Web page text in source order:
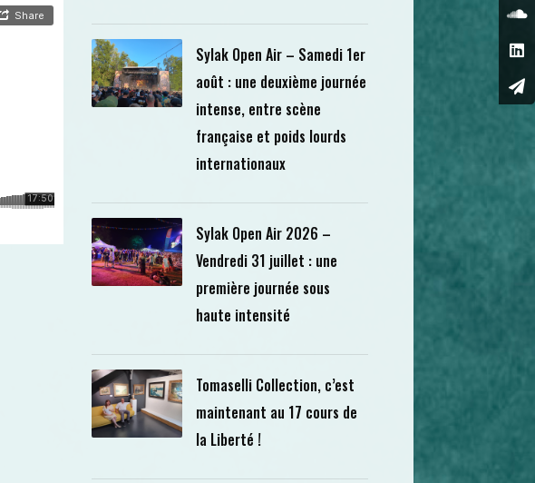
Sylak Open Air – Samedi 1er
août : une deuxième journée
intense, entre scène
française et poids lourds
internationaux
Sylak Open Air 2026 –
Vendredi 31 juillet : une
première journée sous
haute intensité
Tomaselli Collection, c’est
maintenant au 17 cours de
la Liberté !